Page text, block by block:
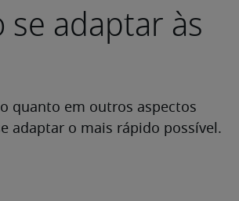
se adaptar às
quanto em outros aspectos
adaptar o mais rápido possível.